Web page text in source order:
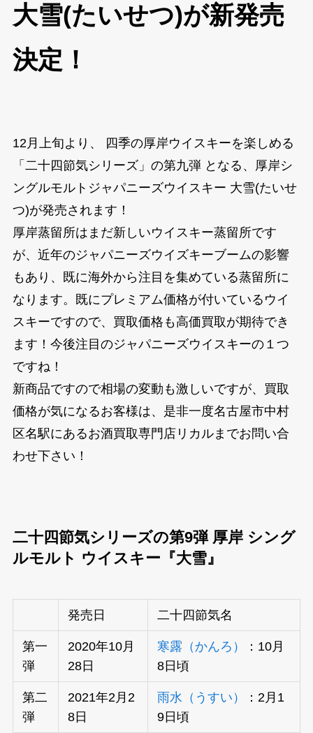
大雪(たいせつ)が新発売
決定！
12月上旬より、 四季の厚岸ウイスキーを楽しめる
「二十四節気シリーズ」の第九弾 となる、厚岸シ
ングルモルトジャパニーズウイスキー 大雪(たいせ
つ)が発売されます！
厚岸蒸留所はまだ新しいウイスキー蒸留所です
が、近年のジャパニーズウイズキーブームの影響
もあり、既に海外から注目を集めている蒸留所に
なります。既にプレミアム価格が付いているウイ
スキーですので、買取価格も高価買取が期待でき
ます！今後注目のジャパニーズウイスキーの１つ
ですね！
新商品ですので相場の変動も激しいですが、買取
価格が気になるお客様は、是非一度名古屋市中村
区名駅にあるお酒買取専門店リカルまでお問い合
わせ下さい！
二十四節気シリーズの第9弾 厚岸 シング
ルモルト ウイスキー『大雪』
発売日 二十四節気名
第一
弾
2020年10月
28日
寒露（かんろ）
：10月
8日頃
第二
弾
2021年2月2
8日
雨水（うすい）
：2月1
9日頃